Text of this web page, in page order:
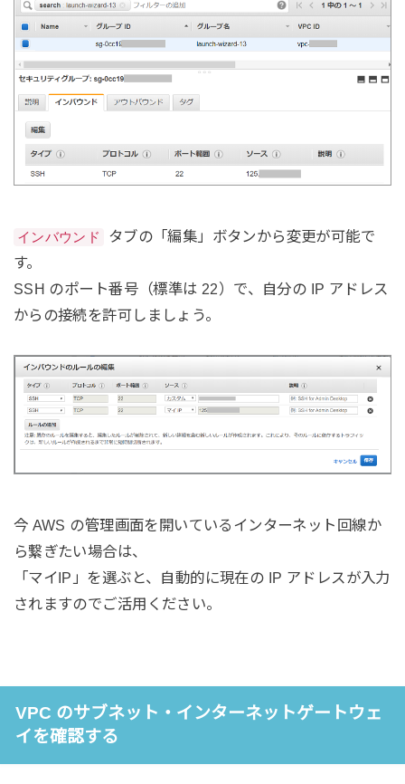
インバウンド
タブの「編集」ボタンから変更が可能で
す。
SSH のポート番号（標準は 22）で、自分の IP アドレス
からの接続を許可しましょう。
今 AWS の管理画面を開いているインターネット回線か
ら繋ぎたい場合は、
「マイIP」を選ぶと、自動的に現在の IP アドレスが入力
されますのでご活用ください。
VPC のサブネット・インターネットゲートウェ
イを確認する